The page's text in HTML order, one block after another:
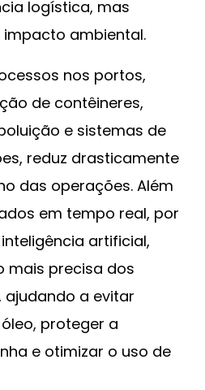
logística, mas
ambiental.
nos portos,
de contêineres,
e sistemas de
reduz drasticamente
das operações. Além
em tempo real, por
artificial,
mais precisa dos
a evitar
proteger a
e otimizar o uso de